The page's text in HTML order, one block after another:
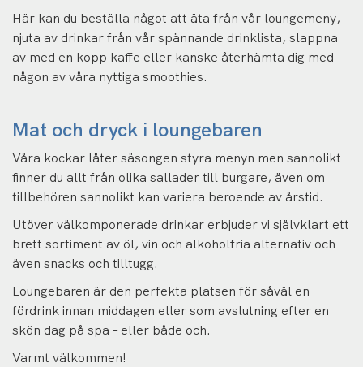
Här kan du beställa något att äta från vår loungemeny,
njuta av drinkar från vår spännande drinklista, slappna
av med en kopp kaffe eller kanske återhämta dig med
någon av våra nyttiga smoothies.
Mat och dryck i loungebaren
Våra kockar låter säsongen styra menyn men sannolikt
finner du allt från olika sallader till burgare, även om
tillbehören sannolikt kan variera beroende av årstid.
Utöver välkomponerade drinkar erbjuder vi självklart ett
brett sortiment av öl, vin och alkoholfria alternativ och
även snacks och tilltugg.
Loungebaren är den perfekta platsen för såväl en
fördrink innan middagen eller som avslutning efter en
skön dag på spa – eller både och.
Varmt välkommen!